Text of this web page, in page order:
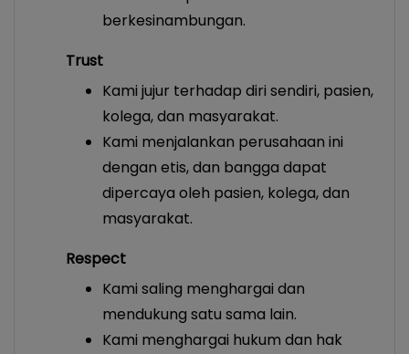
berkesinambungan.
Trust
Kami jujur terhadap diri sendiri, pasien,
kolega, dan masyarakat.
Kami menjalankan perusahaan ini
dengan etis, dan bangga dapat
dipercaya oleh pasien, kolega, dan
masyarakat.
Respect
Kami saling menghargai dan
mendukung satu sama lain.
Kami menghargai hukum dan hak